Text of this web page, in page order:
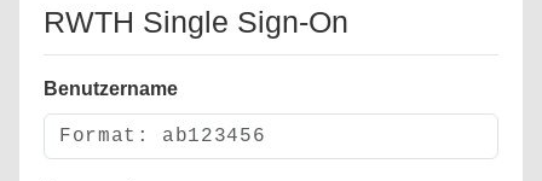
RWTH Single Sign-On
Benutzername